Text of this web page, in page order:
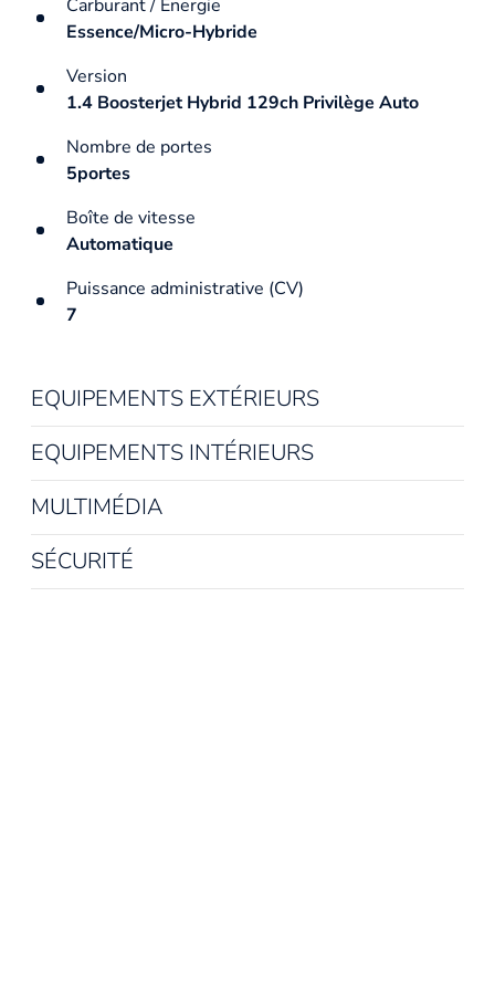
Carburant / Énergie
Essence/Micro-Hybride
Version
1.4 Boosterjet Hybrid 129ch Privilège Auto
Nombre de portes
5portes
Boîte de vitesse
Automatique
Puissance administrative (CV)
7
EQUIPEMENTS EXTÉRIEURS
EQUIPEMENTS INTÉRIEURS
MULTIMÉDIA
SÉCURITÉ